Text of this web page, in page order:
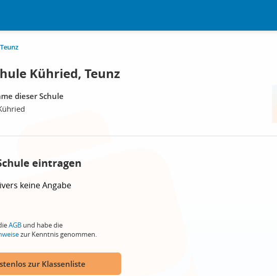
Kühried, Teunz
dieser Schule
eintragen
keine Angabe
AGB und habe die
zur Kenntnis genommen.
zur Klassenliste